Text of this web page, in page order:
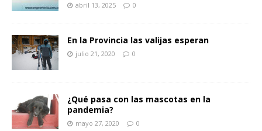
abril 13, 2025 0
En la Provincia las valijas esperan
julio 21, 2020 0
¿Qué pasa con las mascotas en la
pandemia?
mayo 27, 2020 0